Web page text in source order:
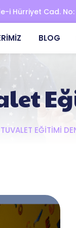
i Hürriyet Cad.
BLOG
EĞITIMI